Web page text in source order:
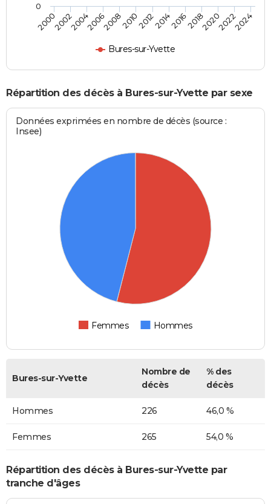
Bures-sur-Yvette
2000200220042006200820102012201420162018202020222024
0
Répartition des décès à Bures-sur-Yvette par sexe
Données exprimées en nombre de décès (source :
Insee)
Femmes Hommes
Bures-sur-Yvette
Nombre de
décès
% des
décès
Hommes 226 46,0 %
Femmes 265 54,0 %
Répartition des décès à Bures-sur-Yvette par
tranche d'âges